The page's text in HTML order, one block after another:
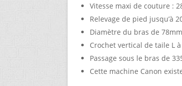
Vitesse maxi de couture :
Relevage de pied jusqu’à
Diamètre du bras de
Crochet vertical de taile L
Passage sous le bras de
Cette machine Canon